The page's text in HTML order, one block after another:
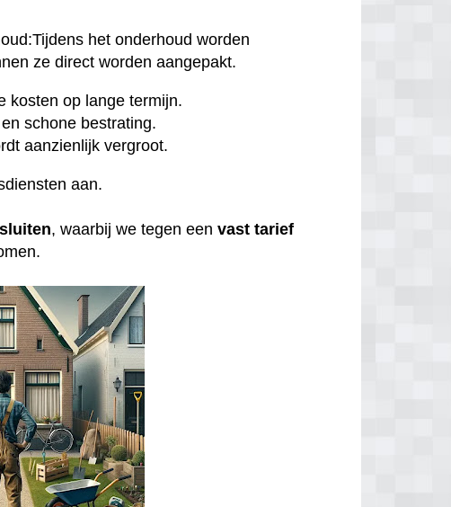
het onderhoud worden
ze direct worden aangepakt.
kosten op lange termijn.
schone bestrating.
aanzienlijk vergroot.
aan.
, waarbij we tegen eenvast tarief